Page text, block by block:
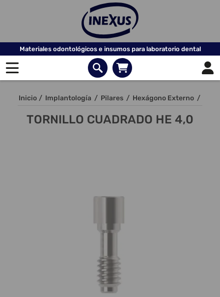
Materiales odontológicos e insumos para laboratorio dental
Inicio / Implantología / Pilares / Hexágono Externo /
TORNILLO CUADRADO HE 4,0